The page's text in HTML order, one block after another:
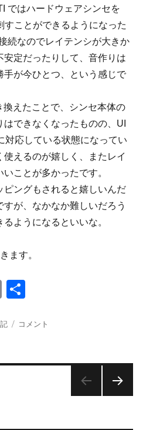
ではハードウェアシンセを
すことができるようになった
続なのでレイテンシが大きか
安定だったりして、音作りは
手が今ひとつ、という感じで
換えたことで、シンセ本体の
はできなくなったものの、UI
対応している状態になってい
使えるのが嬉しく、またレイ
ことが多かったです。
ピングもされると嬉しいんだ
が、なかなか難しいだろう
ようになるといいな。
ます。
E
ailプ
コメント